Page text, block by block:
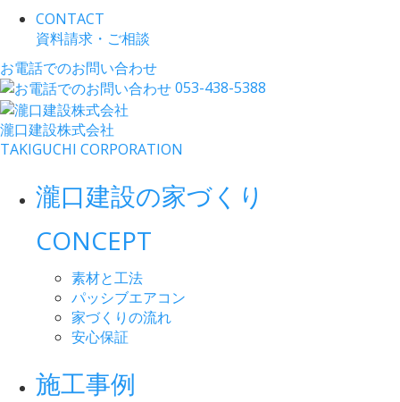
CONTACT
資料請求・ご相談
お電話でのお問い合わせ
053-438-5388
瀧口建設株式会社
TAKIGUCHI CORPORATION
瀧口建設の家づくり
CONCEPT
素材と工法
パッシブエアコン
家づくりの流れ
安心保証
施工事例